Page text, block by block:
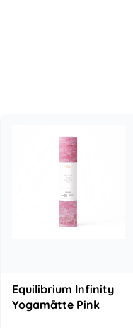
Equilibrium Infinity
Yogamåtte Pink